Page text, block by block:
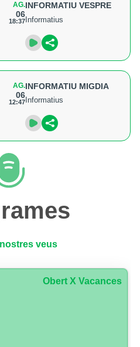
AG.
06
18:37
INFORMATIU VESPRE
Informatius
AG.
06
12:47
INFORMATIU MIGDIA
Informatius
veus
Obert X Vacances